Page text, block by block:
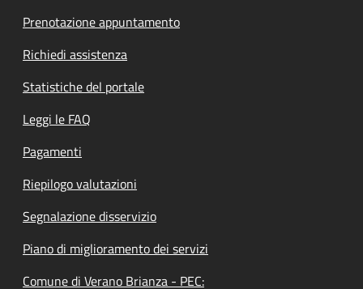
Prenotazione appuntamento
Richiedi assistenza
Statistiche del portale
Leggi le FAQ
Pagamenti
Riepilogo valutazioni
Segnalazione disservizio
Piano di miglioramento dei servizi
Comune di Verano Brianza - PEC: